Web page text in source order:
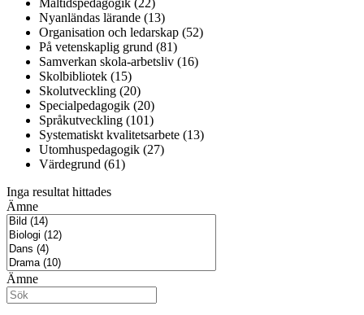
Nyanländas lärande (13)
Organisation och ledarskap (52)
På vetenskaplig grund (81)
Samverkan skola-arbetsliv (16)
Skolbibliotek (15)
Skolutveckling (20)
Specialpedagogik (20)
Språkutveckling (101)
Systematiskt kvalitetsarbete (13)
Utomhuspedagogik (27)
Värdegrund (61)
Inga resultat hittades
Ämne
Ämne